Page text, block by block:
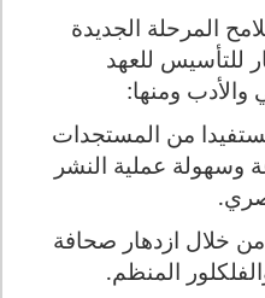
المرحلة الجديدة
للتأسيس للعهد
والأدب ومنها:
من المستجدات
وسهولة عملية النشر
من خلال ازدهار صحافة
المنظم.